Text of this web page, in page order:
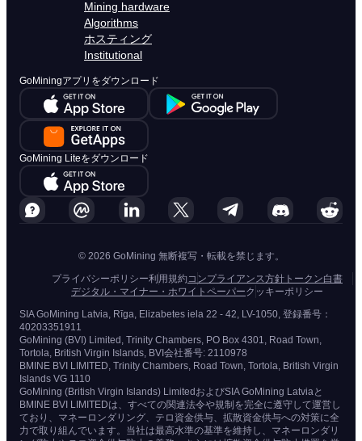
Mining hardware
Algorithms
ホスティング
Institutional
GoMiningアプリをダウンロード
GoMining Liteをダウンロード
© 2026 GoMining 無断複写・転載を禁じます。
プライバシーポリシー利用規約 コンプライアンス方針 トークン白書
デジタル・マイナー・ホワイトペーパークッキーポリシー
SIA GoMining Latvia, Rīga, Elizabetes iela 22 - 42, LV-1050, 登録番号：
40203351911
GoMining (BVI) Limited, Trinity Chambers, PO Box 4301, Road Town,
Tortola, British Virgin Islands, BVI会社番号: 2110978
BMINE BVI LIMITED, Trinity Chambers, Road Town, Tortola, British Virgin
Islands VG 1110
GoMining (British Virgin Islands) LimitedおよびSIA GoMining Latviaと
BMINE BVI LIMITEDは、すべての関連法令や規制を完全に遵守して運営し
ており、マネーロンダリング、テロ資金供与、拡散資金供与への対策に全
力で取り組んでいます。当社は最高水準の基準を維持し、マネーロンダリ